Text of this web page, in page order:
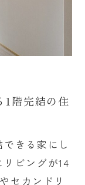
階完結の住
きる家にし
ビングが14
セカンドリ